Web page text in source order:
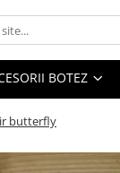
BOTEZ
butterfly